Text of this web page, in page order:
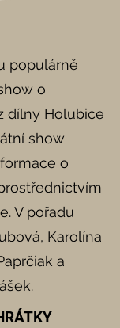
populárně
o
dílny Holubice
show
o
V pořadu
Karolína
a